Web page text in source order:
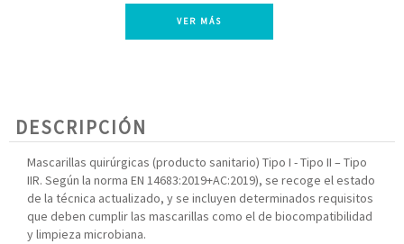
VER MÁS
DESCRIPCIÓN
Mascarillas quirúrgicas (producto sanitario) Tipo I - Tipo II – Tipo
IIR. Según la norma EN 14683:2019+AC:2019), se recoge el estado
de la técnica actualizado, y se incluyen determinados requisitos
que deben cumplir las mascarillas como el de biocompatibilidad
y limpieza microbiana.